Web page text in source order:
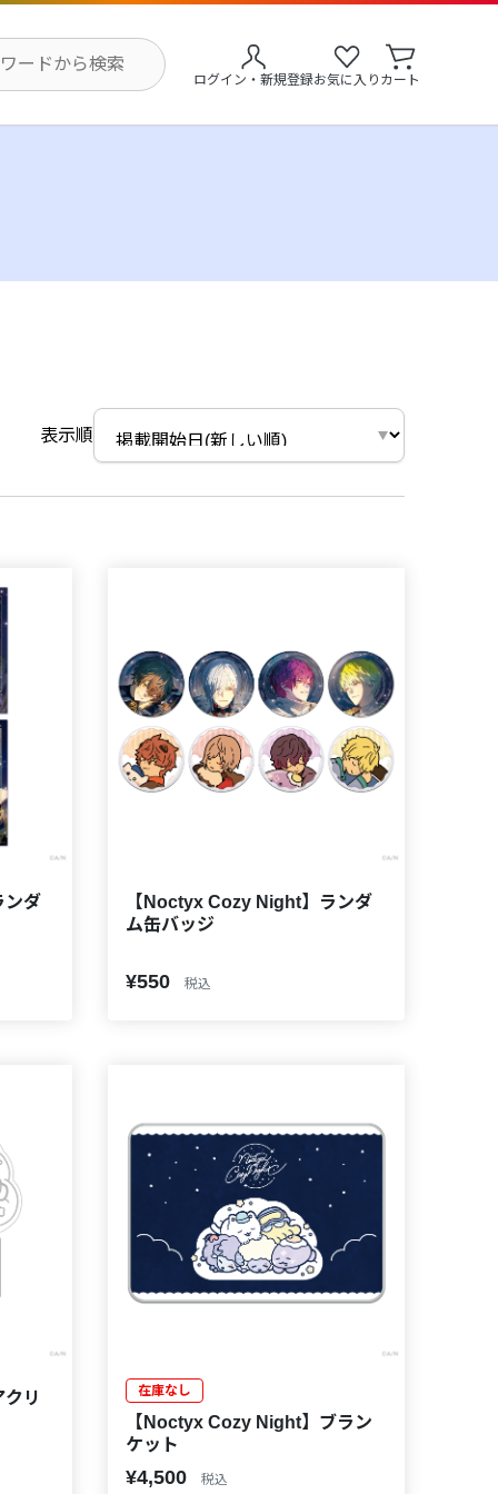
ログイン・新規登録お気に入り カート
表示順
ダ
【Noctyx Cozy Night】ランダ
ム缶バッジ
¥550 税込
リ 在庫なし
【Noctyx Cozy Night】ブラン
ケット
¥4,500 税込